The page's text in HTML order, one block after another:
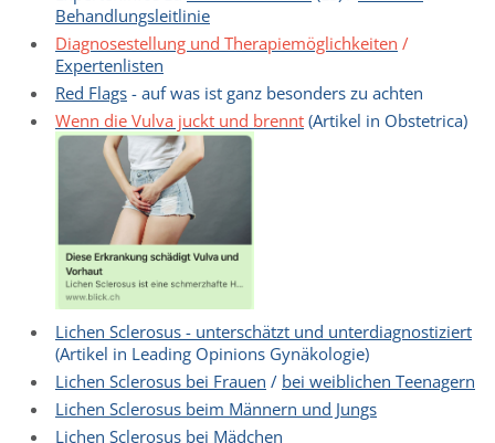
Behandlungsleitlinie
Diagnosestellung und Therapiemöglichkeiten /
Expertenlisten
Red Flags - auf was ist ganz besonders zu achten
Wenn die Vulva juckt und brennt (Artikel in Obstetrica)
Lichen Sclerosus - unterschätzt und unterdiagnostiziert
(Artikel in Leading Opinions Gynäkologie)
Lichen Sclerosus bei Frauen / bei weiblichen Teenagern
Lichen Sclerosus beim Männern und Jungs
Lichen Sclerosus bei Mädchen